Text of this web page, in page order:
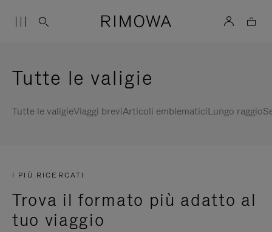
Tutte le valigie
Tutte le valigieViaggi breviArticoli emblematiciLungo raggio
I PIÙ RICERCATI
Trova il formato più adatto al
tuo viaggio